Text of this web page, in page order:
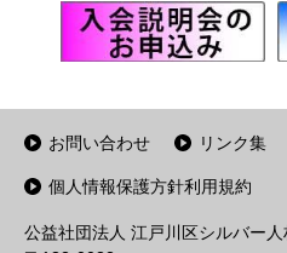
お問い合わせ リンク集
個人情報保護方針利用規約
公益社団法人 江戸川区シルバー